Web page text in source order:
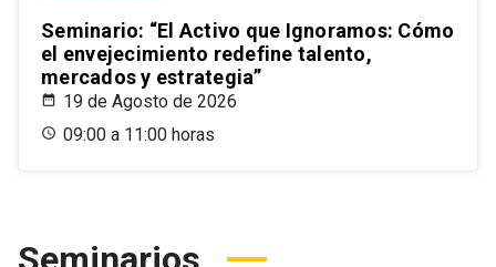
Seminario: “El Activo que Ignoramos: Cómo
el envejecimiento redefine talento,
mercados y estrategia”
19 de Agosto de 2026
09:00 a 11:00 horas